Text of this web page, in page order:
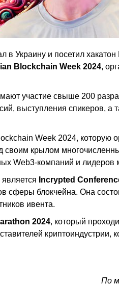
в Украину и посетил
Blockchain Week 2024,
участие свыше 200
выступления спикеров, а
Week 2024, которую
своим крылом
Web3-компаний и лидеров
Incrypted
сферы блокчейна. Она
ивента.
2024, который
криптоиндустрии,
По